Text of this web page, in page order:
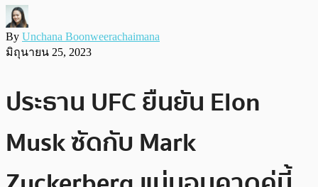
By Unchana Boonweerachaimana
มิถุนายน 25, 2023
ประธาน UFC ยืนยัน Elon
Musk ซัดกับ Mark